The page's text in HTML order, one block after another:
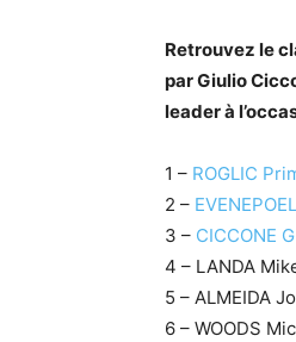
Retrouvez le
par Giulio
leader à
1 – ROGLIC
2 –
3 – CICCONE
4 – LANDA
5 – ALMEIDA
6 – WOODS